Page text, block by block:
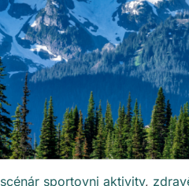
scénár sportovni aktivity,